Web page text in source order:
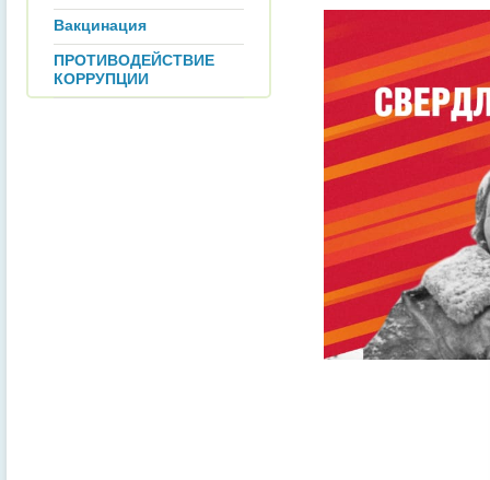
Вакцинация
ПРОТИВОДЕЙСТВИЕ
КОРРУПЦИИ